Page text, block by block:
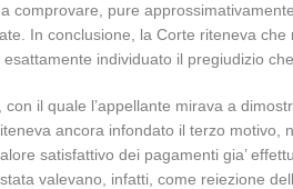
pure
In conclusione, la Corte riteneva
individuato il pregiudizio
il quale l’appellante mirava a
ancora infondato il terzo motivo,
satisfattivo dei pagamenti gia’
valevano, infatti, come reiezione